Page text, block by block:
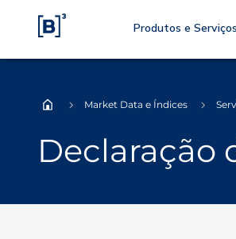
Produtos e Serviços
Declaração
Market Data e Índices